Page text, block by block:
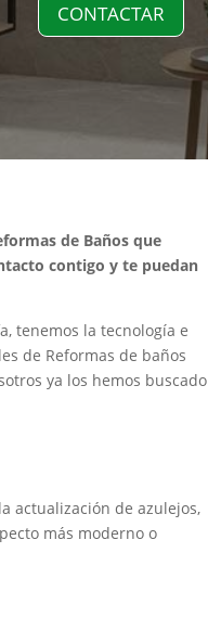
CONTACTAR
de Baños que
contigo y te puedan
tenemos la tecnología e
de Reformas de baños
ya los hemos buscado
actualización de azulejos,
más moderno o